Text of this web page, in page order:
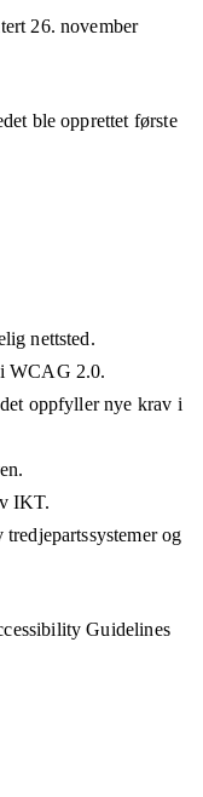
26. november
ble opprettet første
nettsted.
WCAG 2.0.
oppfyller nye krav i
IKT.
og
Guidelines